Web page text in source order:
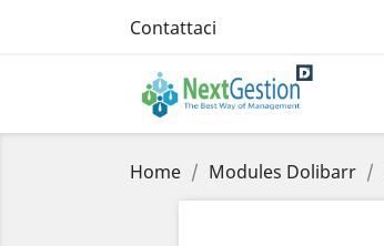
Contattaci
Home Modules Dolibarr